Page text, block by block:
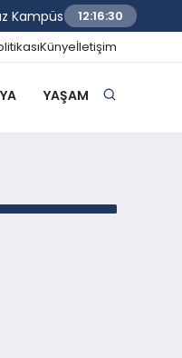
Dönemi Başlıyor
12:16:30
Künyeİletişim
YAŞAM